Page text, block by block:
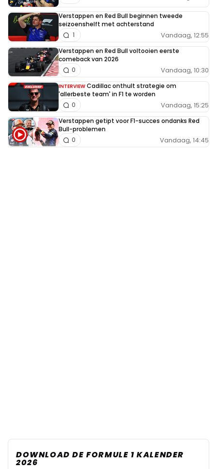
Verstappen en Red Bull beginnen tweede
seizoenshelft met achterstand
Vandaag, 12:55
1
Verstappen en Red Bull voltooien eerste
comeback van 2026
Vandaag, 10:30
0
INTERVIEW Cadillac onthult strategie om
'allerbeste team' in F1 te worden
Vandaag, 15:25
0
Verstappen getipt voor F1-succes ondanks Red
Bull-problemen
Vandaag, 14:45
0
DOWNLOAD DE FORMULE 1 KALENDER
2026